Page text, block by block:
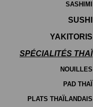
SASHIMI
SUSHI
YAKITORIS
SPÉCIALITÉS THAÏ
NOUILLES
PAD THAÏ
PLATS THAÏLANDAIS